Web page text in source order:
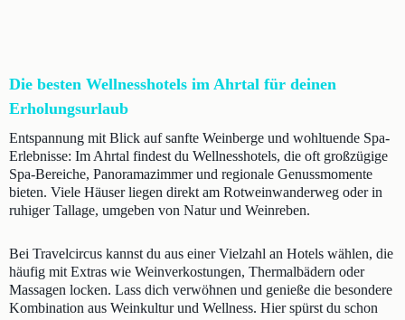
Die besten Wellnesshotels im Ahrtal für deinen
Erholungsurlaub
Entspannung mit Blick auf sanfte Weinberge und wohltuende Spa-
Erlebnisse: Im Ahrtal findest du Wellnesshotels, die oft großzügige
Spa-Bereiche, Panoramazimmer und regionale Genussmomente
bieten. Viele Häuser liegen direkt am Rotweinwanderweg oder in
ruhiger Tallage, umgeben von Natur und Weinreben.
Bei Travelcircus kannst du aus einer Vielzahl an Hotels wählen, die
häufig mit Extras wie Weinverkostungen, Thermalbädern oder
Massagen locken. Lass dich verwöhnen und genieße die besondere
Kombination aus Weinkultur und Wellness. Hier spürst du schon